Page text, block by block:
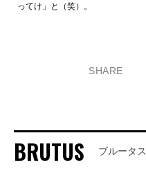
ってけ」と（笑）。
SHARE
BRUTUS ブルータス